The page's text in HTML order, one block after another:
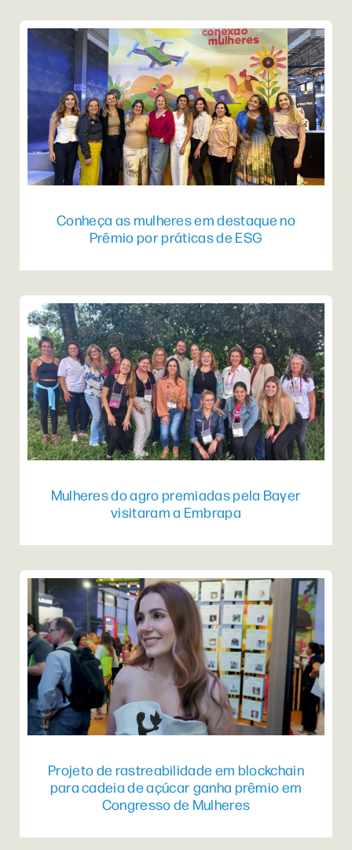
Conheça as mulheres em destaque no
Prêmio por práticas de ESG
Mulheres do agro premiadas pela Bayer
visitaram a Embrapa
Projeto de rastreabilidade em blockchain
para cadeia de açúcar ganha prêmio em
Congresso de Mulheres